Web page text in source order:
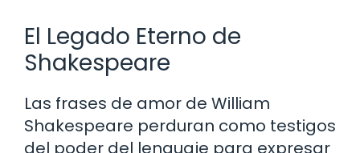
El Legado Eterno de
Shakespeare
Las frases de amor de William
Shakespeare perduran como testigos
del poder del lenguaje para expresar